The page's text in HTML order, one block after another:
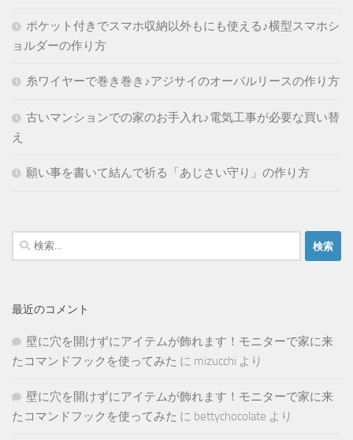
ポケット付きでスマホ収納以外もにも使える♪横型スマホシ
ョルダーの作り方
糸ワイヤーで巻き巻き♪アジサイのオーバルリースの作り方
古いマンションでの家のお手入れ♪電気工事が必要な買い替
え
願い事を書いて結んで祈る「あじさい守り」の作り方
検
索:
最近のコメント
壁に穴を開けずにアイテムが飾れます！モニターで家に来
たコマンドフックを使ってみた に mizucchi より
壁に穴を開けずにアイテムが飾れます！モニターで家に来
たコマンドフックを使ってみた に bettychocolate より